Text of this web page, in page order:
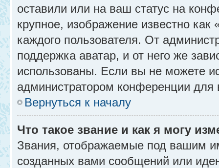
оставили или на ваш статус на
крупное, изображение известно
каждого пользователя. От
поддержка аватар, и от него же
использованы. Если вы не можете
администратором конференции для
Вернуться к началу
Что такое звание и как я могу
Звания, отображаемые под вашим
созданных вами сообщений или